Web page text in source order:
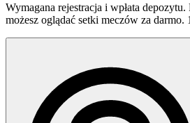
Wymagana rejestracja i wpłata
możesz oglądać setki meczów za